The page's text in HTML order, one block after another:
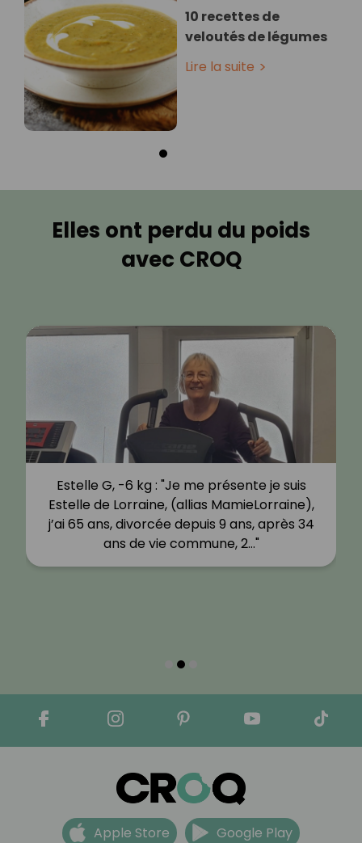
10 recettes de
veloutés de légumes
Lire la suite
Elles ont perdu du poids
avec CROQ
Estelle G, -6 kg : "Je me présente je suis
Estelle de Lorraine, (allias MamieLorraine),
j’ai 65 ans, divorcée depuis 9 ans, après 34
ans de vie commune, 2…"
Apple Store Google Play